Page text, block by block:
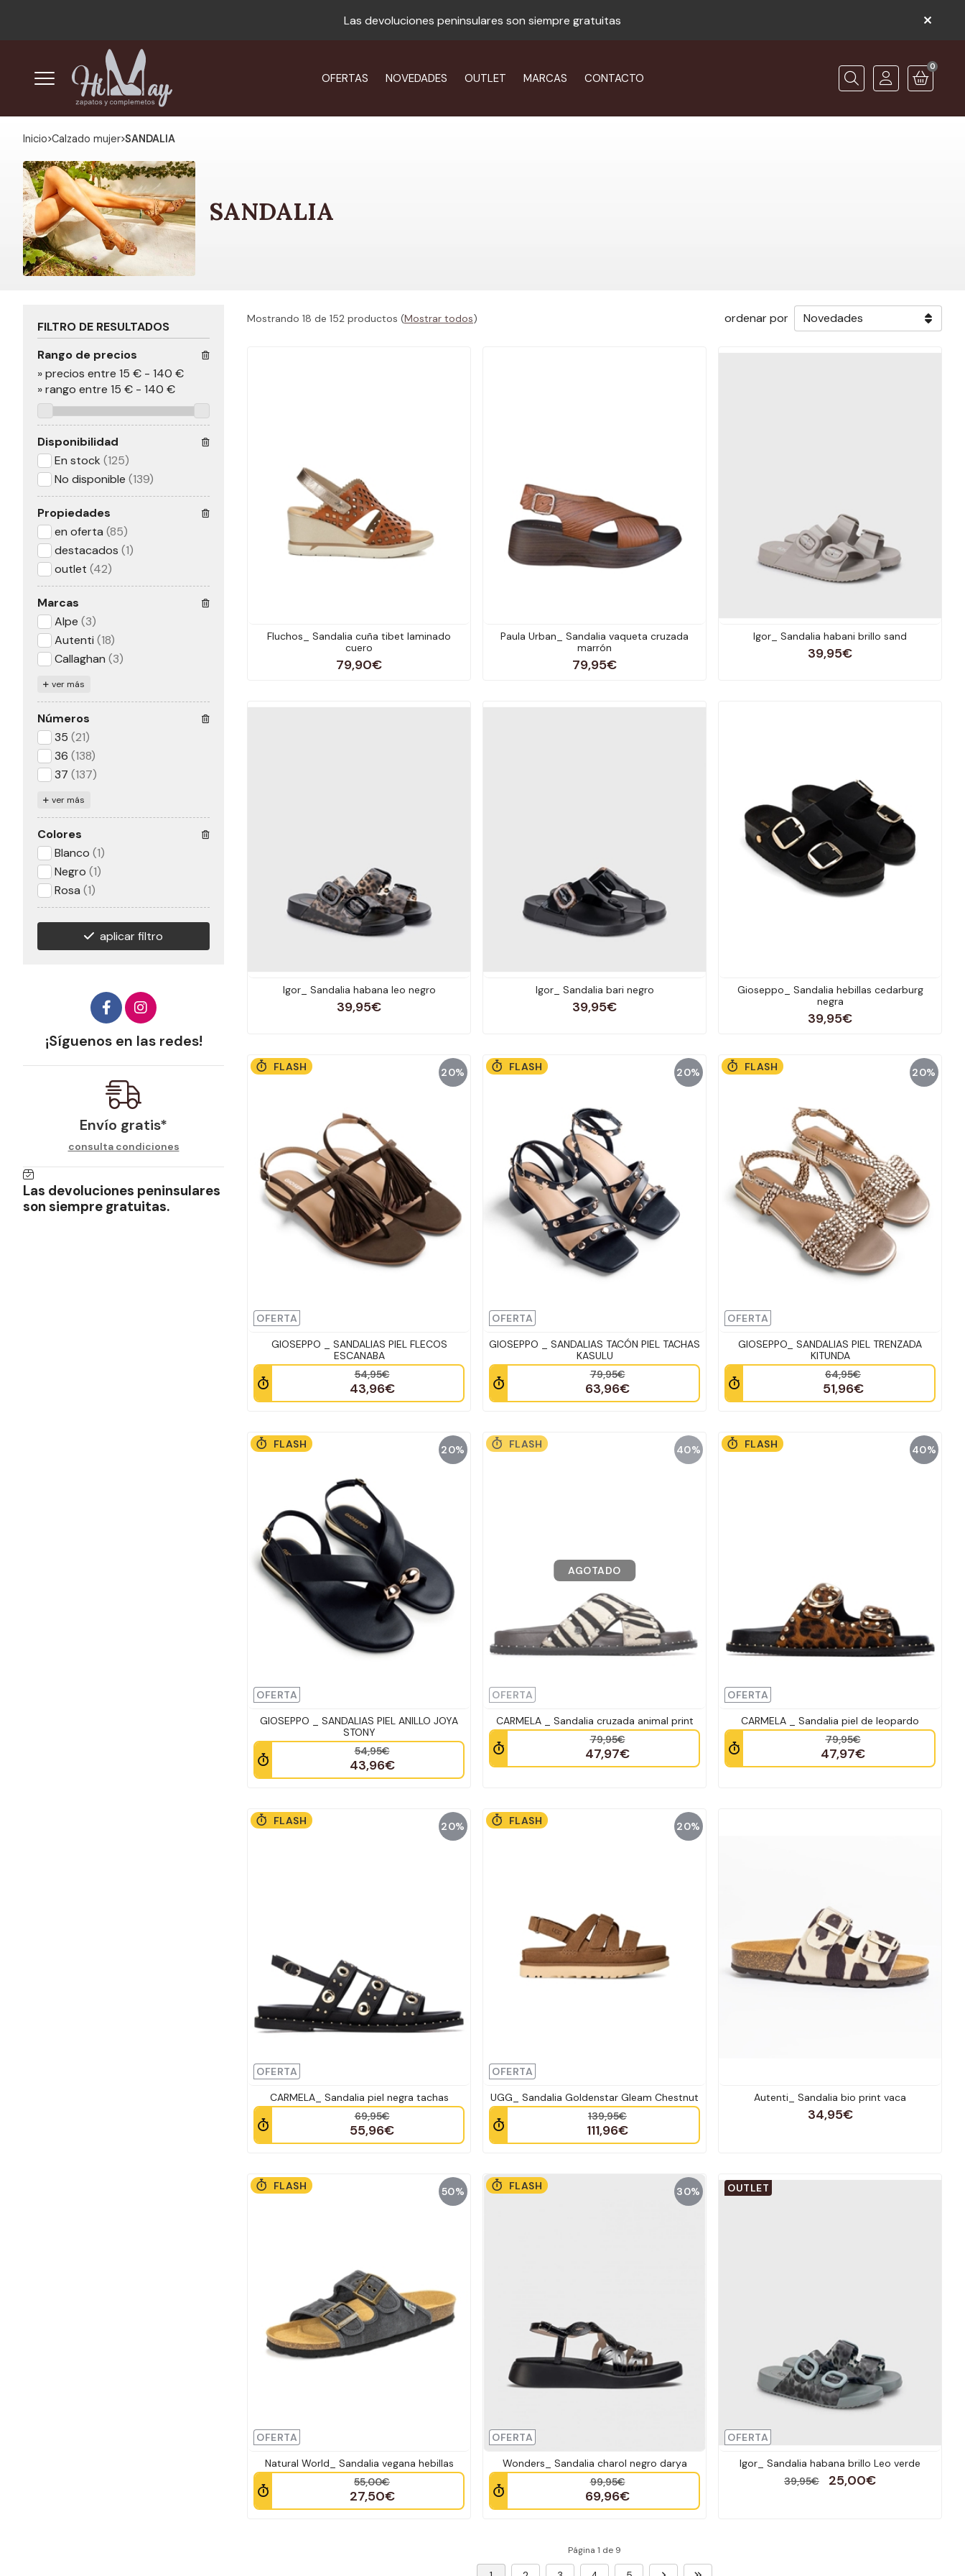
Las devoluciones peninsulares son siempre gratuitas
OFERTAS NOVEDADES OUTLET MARCAS CONTACTO Buscar
0
Inicio calzado mujer SANDALIA
SANDALIA
Mostrando 18 de 152 productos (Mostrar todos) ordenar por
Fluchos_ Sandalia cuña tibet laminado
cuero
79,90€
Paula Urban_ Sandalia vaqueta cruzada
marrón
79,95€
Igor_ Sandalia habani brillo sand
39,95€
Igor_ Sandalia habana leo negro
39,95€
Igor_ Sandalia bari negro
39,95€
Gioseppo_ Sandalia hebillas cedarburg
negra
39,95€
20%
OFERTA
FLASH
GIOSEPPO _ SANDALIAS PIEL FLECOS
ESCANABA
54,95€
43,96€
20%
OFERTA
FLASH
GIOSEPPO _ SANDALIAS TACÓN PIEL TACHAS
KASULU
79,95€
63,96€
20%
OFERTA
FLASH
GIOSEPPO_ SANDALIAS PIEL TRENZADA
KITUNDA
64,95€
51,96€
20%
OFERTA
FLASH
GIOSEPPO _ SANDALIAS PIEL ANILLO JOYA
STONY
54,95€
43,96€
40%
OFERTA
FLASH
AGOTADO
CARMELA _ Sandalia cruzada animal print
79,95€
47,97€
40%
OFERTA
FLASH
CARMELA _ Sandalia piel de leopardo
79,95€
47,97€
20%
OFERTA
FLASH
CARMELA_ Sandalia piel negra tachas
69,95€
55,96€
20%
OFERTA
FLASH
UGG_ Sandalia Goldenstar Gleam Chestnut
139,95€
111,96€
Autenti_ Sandalia bio print vaca
34,95€
50%
OFERTA
FLASH
Natural World_ Sandalia vegana hebillas
55,00€
27,50€
30%
OFERTA
FLASH
Wonders_ Sandalia charol negro darya
99,95€
69,96€
OFERTA
OUTLET
Igor_ Sandalia habana brillo Leo verde
39,95€
25,00€
Página 1 de 9
FILTRO DE RESULTADOS
Rango de precios
»precios entre 15 € - 140 €
»rango entre 15 € - 140 €
Disponibilidad
En stock (125)
No disponible (139)
Propiedades
en oferta (85)
destacados (1)
outlet (42)
Marcas
Alpe (3)
Autenti (18)
Callaghan (3)
ver más
Números
35 (21)
36 (138)
37 (137)
ver más
Colores
Blanco (1)
Negro (1)
Rosa (1)
aplicar filtro
¡Síguenos en las redes!
Envío gratis*
consulta condiciones
Las devoluciones peninsulares
son siempre gratuitas.